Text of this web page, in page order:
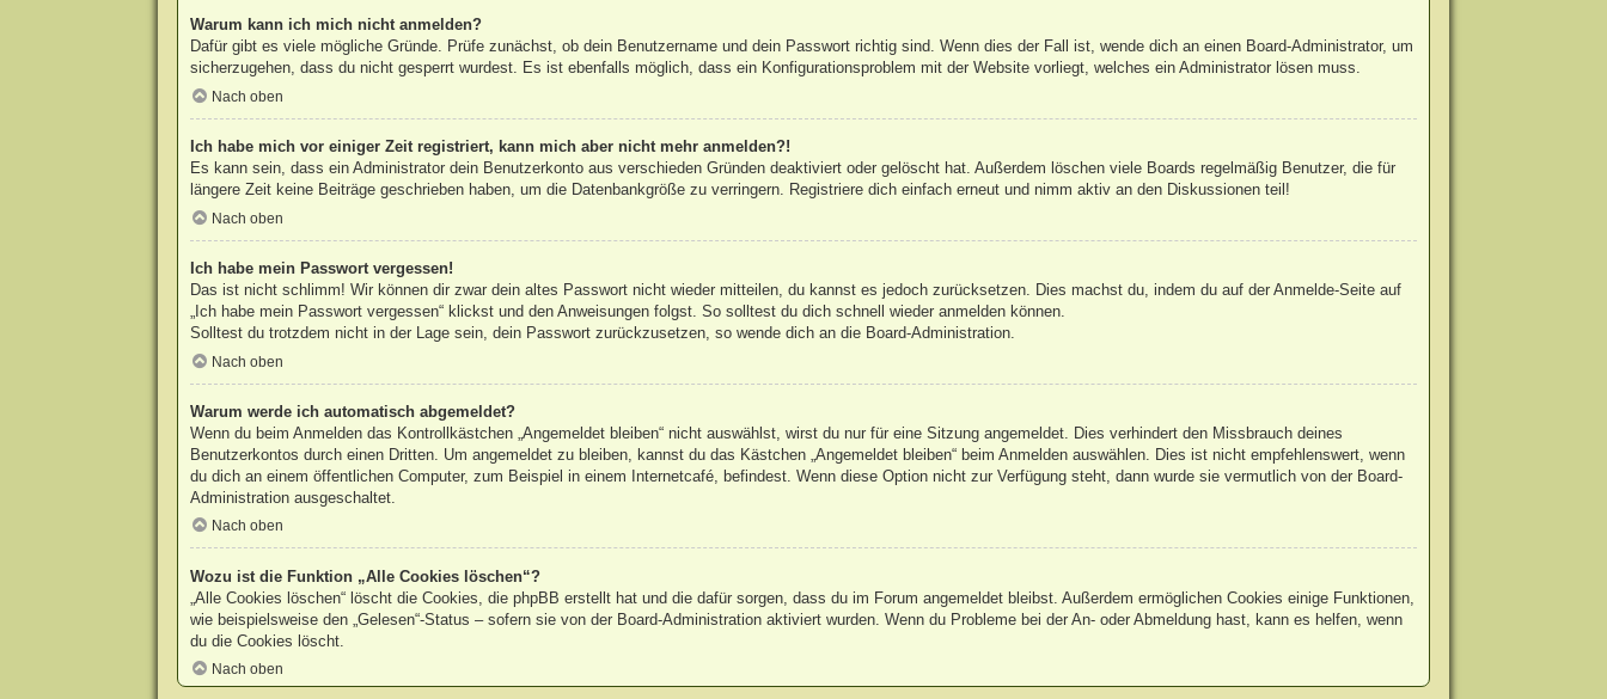
Warum kann ich mich nicht anmelden?
Dafür gibt es viele mögliche Gründe. Prüfe zunächst, ob dein Benutzername und dein Passwort richtig sind. Wenn dies der Fall ist, wende dich an einen Board-Administrator, um
sicherzugehen, dass du nicht gesperrt wurdest. Es ist ebenfalls möglich, dass ein Konfigurationsproblem mit der Website vorliegt, welches ein Administrator lösen muss.
Nach oben
Ich habe mich vor einiger Zeit registriert, kann mich aber nicht mehr anmelden?!
Es kann sein, dass ein Administrator dein Benutzerkonto aus verschieden Gründen deaktiviert oder gelöscht hat. Außerdem löschen viele Boards regelmäßig Benutzer, die für
längere Zeit keine Beiträge geschrieben haben, um die Datenbankgröße zu verringern. Registriere dich einfach erneut und nimm aktiv an den Diskussionen teil!
Nach oben
Ich habe mein Passwort vergessen!
Das ist nicht schlimm! Wir können dir zwar dein altes Passwort nicht wieder mitteilen, du kannst es jedoch zurücksetzen. Dies machst du, indem du auf der Anmelde-Seite auf
„Ich habe mein Passwort vergessen“ klickst und den Anweisungen folgst. So solltest du dich schnell wieder anmelden können.
Solltest du trotzdem nicht in der Lage sein, dein Passwort zurückzusetzen, so wende dich an die Board-Administration.
Nach oben
Warum werde ich automatisch abgemeldet?
Wenn du beim Anmelden das Kontrollkästchen „Angemeldet bleiben“ nicht auswählst, wirst du nur für eine Sitzung angemeldet. Dies verhindert den Missbrauch deines
Benutzerkontos durch einen Dritten. Um angemeldet zu bleiben, kannst du das Kästchen „Angemeldet bleiben“ beim Anmelden auswählen. Dies ist nicht empfehlenswert, wenn
du dich an einem öffentlichen Computer, zum Beispiel in einem Internetcafé, befindest. Wenn diese Option nicht zur Verfügung steht, dann wurde sie vermutlich von der Board-
Administration ausgeschaltet.
Nach oben
Wozu ist die Funktion „Alle Cookies löschen“?
„Alle Cookies löschen“ löscht die Cookies, die phpBB erstellt hat und die dafür sorgen, dass du im Forum angemeldet bleibst. Außerdem ermöglichen Cookies einige Funktionen,
wie beispielsweise den „Gelesen“-Status – sofern sie von der Board-Administration aktiviert wurden. Wenn du Probleme bei der An- oder Abmeldung hast, kann es helfen, wenn
du die Cookies löscht.
Nach oben